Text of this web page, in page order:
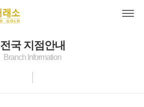
전국 지점안내
Branch Information